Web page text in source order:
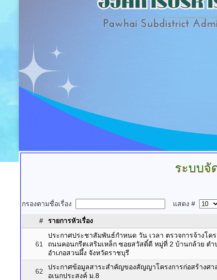
ระบบจั
กรองตามชื่อเรื่อง แสดง #
# รายการหัวเรื่อง
61
ประกาศประชาสัมพันธ์กำหนด วัน เวลา ตรวจการจ้างโคร
ถนนคอนกรีตเสริมเหล็ก ซอยสวัสดิ์ดี หมู่ที่ 2 บ้านกล้วย ตำ
อำเภอสวนผึ้ง จังหวัดราชบุรี
62
ประกาศข้อมูลสาระสำคัญของสัญญาโครงการก่อสร้างศา
อเนกประสงค์ ม.8